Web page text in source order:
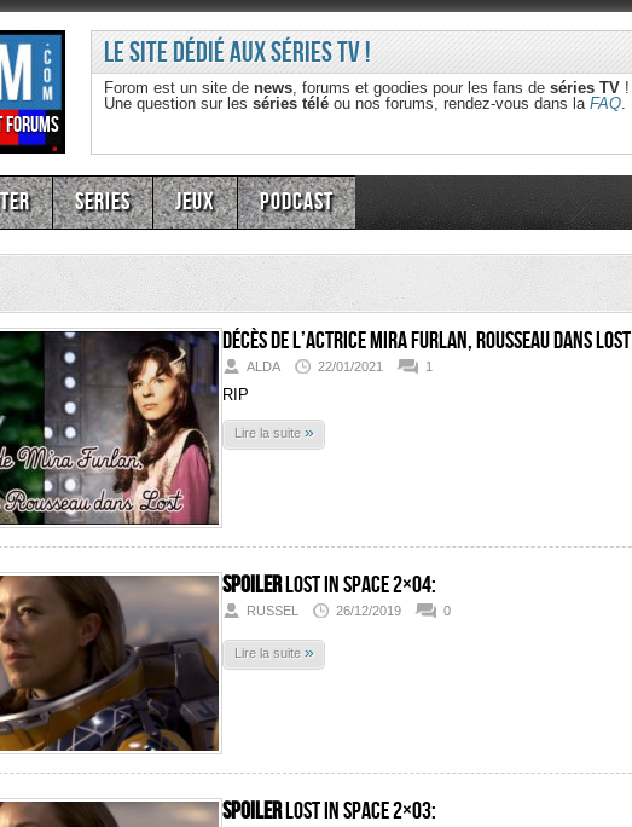
forums
Le site dédié aux séries TV !
Forom est un site de news, forums et goodies pour les fans de séries TV!
Une question sur les séries téléou nos forums, rendez-vous dans la FAQ.
Series Jeux Podcast
Décès de l’actrice Mira Furlan, Rousseau dans Lost
ALDA 22/01/2021 1
RIP
Lire la suite »
SPOILERLost In Space 2×04:
RUSSEL 26/12/2019 0
Lire la suite »
SPOILERLost In Space 2×03: